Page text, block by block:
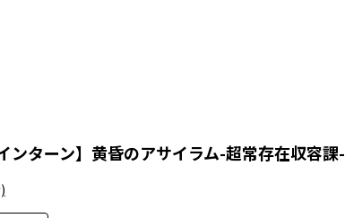
日
ンターン】 黄昏のアサイラム-超常存在収容課-